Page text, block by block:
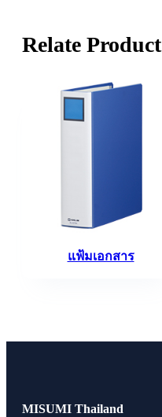
Relate Product
แฟ้มเอกสาร
MISUMI Thailand